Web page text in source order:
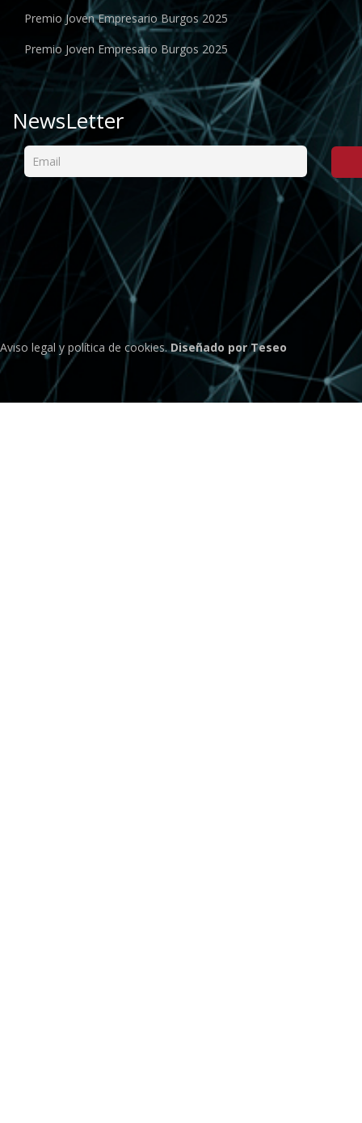
Premio Joven Empresario Burgos 2025
Premio Joven Empresario Burgos 2025
NewsLetter
Aviso legal y política de cookies.Diseñado por Teseo